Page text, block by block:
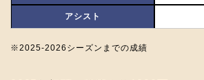
アシスト
※2025-2026シーズンまでの成績